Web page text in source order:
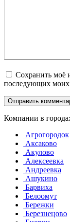
Сохранить моё
последующих моих
Компании в
Агрогородок
Аксаково
Акулово
Алексеевка
Андреевка
Ашукино
Барвиха
Белоомут
Бережки
Березнецово